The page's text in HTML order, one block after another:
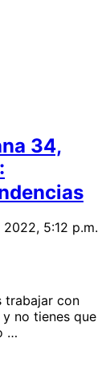
34,
5:12 p.m.
trabajar con
no tienes que
…